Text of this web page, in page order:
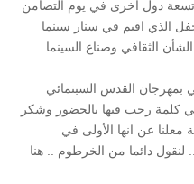
دول أخرى في يوم التضامن
الذي اقيم في سنار سبنما
الثقافي وصناع السينما
بمهرجان القدس السبنمائي
كلمة رحب فيها بالحضور وشكر
معلنا عن انها الأولى في
دائما من الخرطوم .. هنا